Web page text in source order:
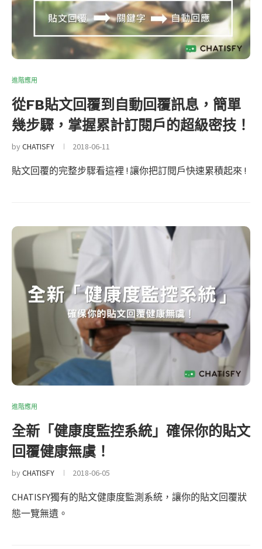
進階應用
從FB貼文回覆到自動回覆訊息，簡單
幾步驟，掌握累計訂閱戶的超級密技！
byCHATISFY 2018-06-11
貼文回覆的完整步驟看這裡 ! 讓你把訂閱戶快速累積起來 !
進階應用
全新「健康度監控系統」確保你的貼文
回覆健康無虞！
byCHATISFY 2018-06-05
CHATISFY獨有的貼文健康度監測系統，讓你的貼文回覆狀
態一覽無遺。